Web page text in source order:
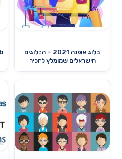
בלוג אופנה 2021 – הבלוגים
הישראלים שמומלץ להכיר